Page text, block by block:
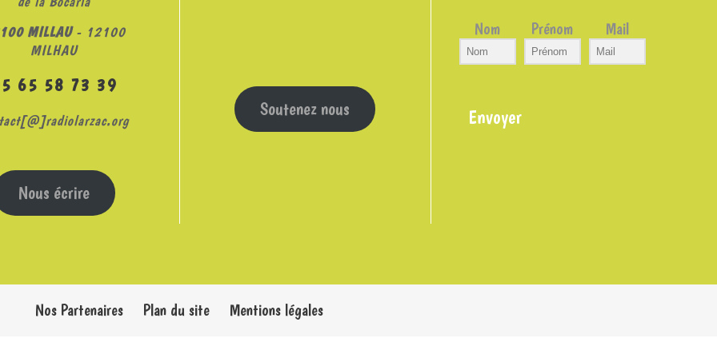
MILLAU- 12100
MILHAU
65 58 73 39
Nous écrire
Soutenez nous
Nom Prénom Mail
Envoyer
Nos Partenaires Plan du site Mentions légales